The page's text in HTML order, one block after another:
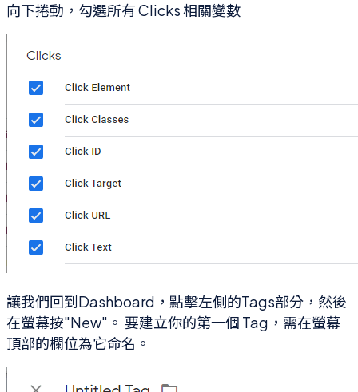
向下捲動，勾選所有 Clicks 相關變數
讓我們回到Dashboard，點擊左側的Tags部分，然後
在螢幕按"New"。 要建立你的第一個 Tag，需在螢幕
頂部的欄位為它命名。